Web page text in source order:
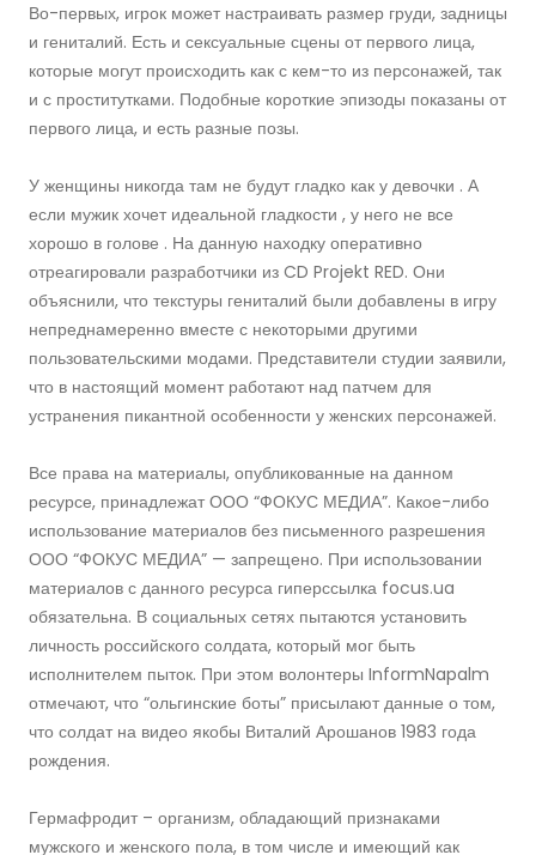
Во-первых, игрок может настраивать размер груди, задницы
и гениталий. Есть и сексуальные сцены от первого лица,
которые могут происходить как с кем-то из персонажей, так
и с проститутками. Подобные короткие эпизоды показаны от
первого лица, и есть разные позы.
У женщины никогда там не будут гладко как у девочки . А
если мужик хочет идеальной гладкости , у него не все
хорошо в голове . На данную находку оперативно
отреагировали разработчики из CD Projekt RED. Они
объяснили, что текстуры гениталий были добавлены в игру
непреднамеренно вместе с некоторыми другими
пользовательскими модами. Представители студии заявили,
что в настоящий момент работают над патчем для
устранения пикантной особенности у женских персонажей.
Все права на материалы, опубликованные на данном
ресурсе, принадлежат ООО “ФОКУС МЕДИА”. Какое-либо
использование материалов без письменного разрешения
ООО “ФОКУС МЕДИА” — запрещено. При использовании
материалов с данного ресурса гиперссылка focus.ua
обязательна. В социальных сетях пытаются установить
личность российского солдата, который мог быть
исполнителем пыток. При этом волонтеры InformNapalm
отмечают, что “ольгинские боты” присылают данные о том,
что солдат на видео якобы Виталий Арошанов 1983 года
рождения.
Гермафродит – организм, обладающий признаками
мужского и женского пола, в том числе и имеющий как